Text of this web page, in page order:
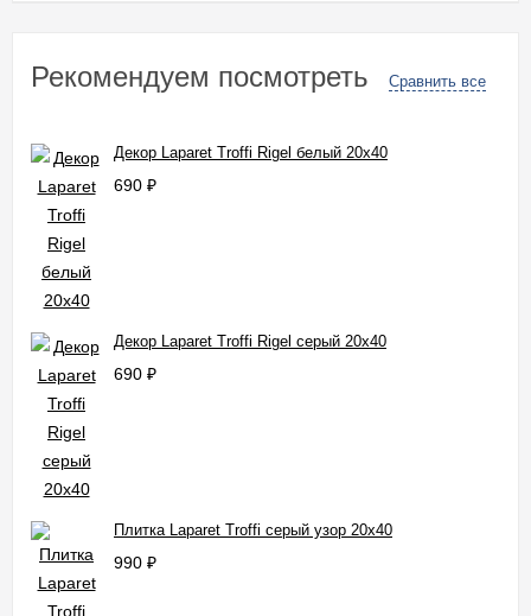
Рекомендуем посмотреть Сравнить все
Декор Laparet Troffi Rigel белый 20x40
690 ₽
Декор Laparet Troffi Rigel серый 20x40
690 ₽
Плитка Laparet Troffi серый узор 20x40
990 ₽